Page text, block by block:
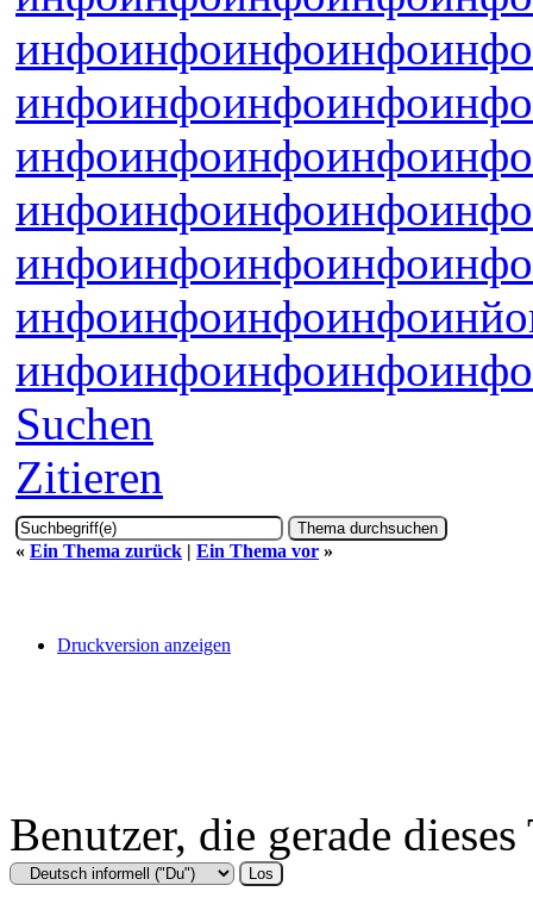
инфоинфоинфоинфоинфо
инфоинфоинфоинфоинфо
инфоинфоинфоинфоинфо
инфоинфоинфоинфоинфо
инфоинфоинфоинфоинфо
инфоинфоинфоинфоинйо
инфоинфоинфоинфоинфо
Suchen
Zitieren
« Ein Thema zurück | Ein Thema vor »
Druckversion anzeigen
Benutzer, die gerade